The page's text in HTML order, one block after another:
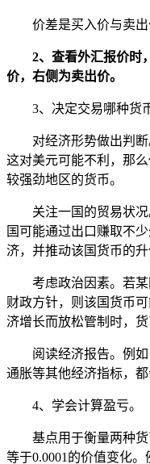
价差是买入价与卖出
2、查看外汇报价时
价，右侧为卖出价。
3、决定交易哪种货
对经济形势做出判
这对美元可能不利，那
较强劲地区的货币。
关注一国的贸易状
国可能通过出口赚取不
济，并推动该国货币的升
考虑政治因素。若
财政方针，则该国货币
济增长而放松管制时，货
阅读经济报告。例
通胀等其他经济指标，
4、学会计算盈亏。
基点用于衡量两种
等于0.0001的价值变化